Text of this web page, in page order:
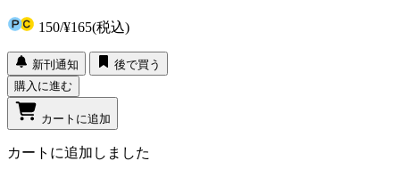
150/¥165(税込)
新刊通知
後で買う
購入に進む
カートに追加
カートに追加しました